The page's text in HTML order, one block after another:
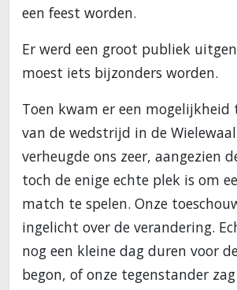
een feest worden.
Er werd een groot publiek
moest iets bijzonders worden.
Toen kwam er een
van de wedstrijd in de
verheugde ons zeer, aangezien
toch de enige echte plek is om
match te spelen. Onze
ingelicht over de verandering.
nog een kleine dag duren voor
begon, of onze tegenstander